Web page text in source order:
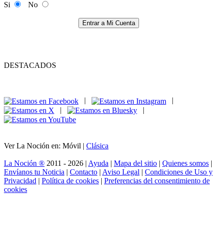
Si
No
Entrar a Mi Cuenta
DESTACADOS
|
|
Ver La Noción en: Móvil | Clásica
La Noción ® 2011 - 2026 | Ayuda | Mapa del sitio | Quienes somos |
Envíanos tu Noticia | Contacto | Aviso Legal | Condiciones de Uso y
Privacidad | Política de cookies | Preferencias del consentimiento de
cookies